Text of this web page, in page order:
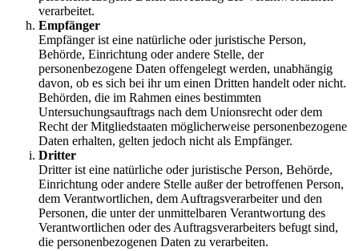
verarbeitet.
Empfänger
Empfänger ist eine natürliche oder juristische Person,
Behörde, Einrichtung oder andere Stelle, der
personenbezogene Daten offengelegt werden, unabhängig
davon, ob es sich bei ihr um einen Dritten handelt oder nicht.
Behörden, die im Rahmen eines bestimmten
Untersuchungsauftrags nach dem Unionsrecht oder dem
Recht der Mitgliedstaaten möglicherweise personenbezogene
Daten erhalten, gelten jedoch nicht als Empfänger.
Dritter
Dritter ist eine natürliche oder juristische Person, Behörde,
Einrichtung oder andere Stelle außer der betroffenen Person,
dem Verantwortlichen, dem Auftragsverarbeiter und den
Personen, die unter der unmittelbaren Verantwortung des
Verantwortlichen oder des Auftragsverarbeiters befugt sind,
die personenbezogenen Daten zu verarbeiten.